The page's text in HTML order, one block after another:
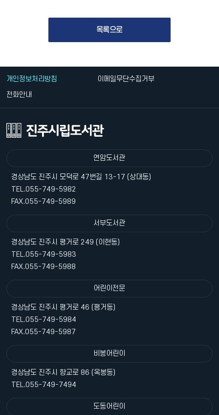
목록으로
개인정보처리방침
이메일무단수집거부
전화안내
연암도서관
경상남도 진주시 모덕로 47번길 13-17 (상대동)
TEL.055-749-5982
FAX.055-749-5989
서부도서관
경상남도 진주시 평거로 249 (이현동)
TEL.055-749-5983
FAX.055-749-5988
어린이전문
경상남도 진주시 평거로 46 (평거동)
TEL.055-749-5984
FAX.055-749-5987
비봉어린이
경상남도 진주시 향교로 86 (옥봉동)
TEL.055-749-7494
도동어린이